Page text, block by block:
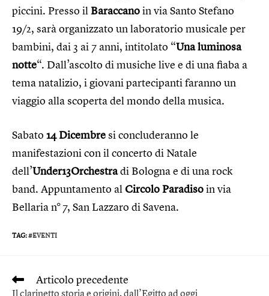
piccini. Presso ilBaraccanoin via Santo Stefano
19/2, sarà organizzato un laboratorio musicale per
bambini, dai 3 ai 7 anni, intitolato “Una luminosa
notte“. Dall’ascolto di musiche live e di una fiaba a
tema natalizio, i giovani partecipanti faranno un
viaggio alla scoperta del mondo della musica.
Sabato 14 Dicembresi concluderanno le
manifestazioni con il concerto di Natale
dell’Under13Orchestradi Bologna e di una rock
band. Appuntamento al Circolo Paradisoin via
Bellaria n° 7, San Lazzaro di Savena.
TAG:#EVENTI
Articolo precedente
Il clarinetto storia e origini, dall’Egitto ad oggi